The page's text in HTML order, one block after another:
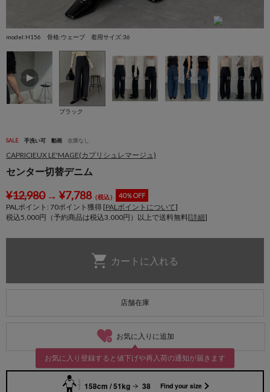
model:H156 骨格:ウェーブ 着用サイズ:36
ブラック
SALE 手洗い可 動画 在庫なし
CAPRICIEUX LE'MAGE(カプリシュレマージュ)
センター切替デニム
¥12,980→ ¥7,788（税込） 40％OFF
PALポイント: 70ポイント獲得 [PALポイントについて]
税込5,000円（予約商品は税込3,000円）以上で送料無料[詳細]
店舗在庫
お気に入りに追加
お気に入り登録すると値下げや再入荷の通知が届きます
158cm / 51kg 38 Find your size